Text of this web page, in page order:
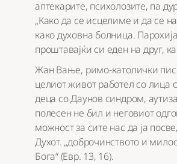
аптекарите, психолозите, па
„Како да се исцелиме и да се
како духовна болница.
проштавајќи си еден на друг,
Жан Вање, римо-католички
целиот живот работел со лица
деца со Даунов синдром,
полесен не бил и неговиот
можност за сите нас да ја
Духот. „доброчинството и
Бога“ (Евр. 13, 16).